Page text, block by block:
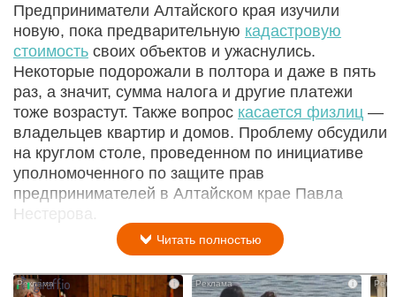
Предприниматели Алтайского края изучили
новую, пока предварительную кадастровую
стоимость своих объектов и ужаснулись.
Некоторые подорожали в полтора и даже в пять
раз, а значит, сумма налога и другие платежи
тоже возрастут. Также вопрос касается физлиц —
владельцев квартир и домов. Проблему обсудили
на круглом столе, проведенном по инициативе
уполномоченного по защите прав
предпринимателей в Алтайском крае Павла
Нестерова.
Читать полностью
i